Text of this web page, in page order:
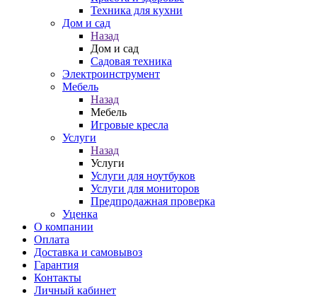
Техника для кухни
Дом и сад
Назад
Дом и сад
Садовая техника
Электроинструмент
Мебель
Назад
Мебель
Игровые кресла
Услуги
Назад
Услуги
Услуги для ноутбуков
Услуги для мониторов
Предпродажная проверка
Уценка
О компании
Оплата
Доставка и самовывоз
Гарантия
Контакты
Личный кабинет